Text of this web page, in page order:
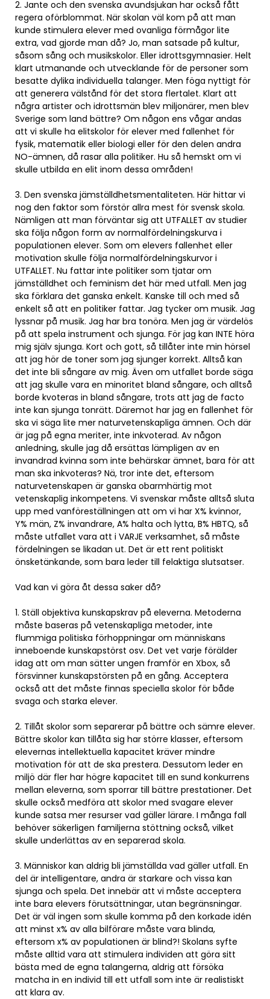
2. Jante och den svenska avundsjukan har också fått
regera oförblommat. När skolan väl kom på att man
kunde stimulera elever med ovanliga förmågor lite
extra, vad gjorde man då? Jo, man satsade på kultur,
såsom sång och musikskolor. Eller idrottsgymnasier. Helt
klart utmanande och utvecklande för de personer som
besatte dylika individuella talanger. Men föga nyttigt för
att generera välstånd för det stora flertalet. Klart att
några artister och idrottsmän blev miljonärer, men blev
Sverige som land bättre? Om någon ens vågar andas
att vi skulle ha elitskolor för elever med fallenhet för
fysik, matematik eller biologi eller för den delen andra
NO-ämnen, då rasar alla politiker. Hu så hemskt om vi
skulle utbilda en elit inom dessa områden!
3. Den svenska jämställdhetsmentaliteten. Här hittar vi
nog den faktor som förstör allra mest för svensk skola.
Nämligen att man förväntar sig att UTFALLET av studier
ska följa någon form av normalfördelningskurva i
populationen elever. Som om elevers fallenhet eller
motivation skulle följa normalfördelningskurvor i
UTFALLET. Nu fattar inte politiker som tjatar om
jämställdhet och feminism det här med utfall. Men jag
ska förklara det ganska enkelt. Kanske till och med så
enkelt så att en politiker fattar. Jag tycker om musik. Jag
lyssnar på musik. Jag har bra tonöra. Men jag är värdelös
på att spela instrument och sjunga. För jag kan INTE höra
mig själv sjunga. Kort och gott, så tillåter inte min hörsel
att jag hör de toner som jag sjunger korrekt. Alltså kan
det inte bli sångare av mig. Även om utfallet borde säga
att jag skulle vara en minoritet bland sångare, och alltså
borde kvoteras in bland sångare, trots att jag de facto
inte kan sjunga tonrätt. Däremot har jag en fallenhet för
ska vi säga lite mer naturvetenskapliga ämnen. Och där
är jag på egna meriter, inte inkvoterad. Av någon
anledning, skulle jag då ersättas lämpligen av en
invandrad kvinna som inte behärskar ämnet, bara för att
man ska inkvoteras? Nä, tror inte det, eftersom
naturvetenskapen är ganska obarmhärtig mot
vetenskaplig inkompetens. Vi svenskar måste alltså sluta
upp med vanföreställningen att om vi har X% kvinnor,
Y% män, Z% invandrare, A% halta och lytta, B% HBTQ, så
måste utfallet vara att i VARJE verksamhet, så måste
fördelningen se likadan ut. Det är ett rent politiskt
önsketänkande, som bara leder till felaktiga slutsatser.
Vad kan vi göra åt dessa saker då?
1. Ställ objektiva kunskapskrav på eleverna. Metoderna
måste baseras på vetenskapliga metoder, inte
flummiga politiska förhoppningar om människans
inneboende kunskapstörst osv. Det vet varje förälder
idag att om man sätter ungen framför en Xbox, så
försvinner kunskapstörsten på en gång. Acceptera
också att det måste finnas speciella skolor för både
svaga och starka elever.
2. Tillåt skolor som separerar på bättre och sämre elever.
Bättre skolor kan tillåta sig har större klasser, eftersom
elevernas intellektuella kapacitet kräver mindre
motivation för att de ska prestera. Dessutom leder en
miljö där fler har högre kapacitet till en sund konkurrens
mellan eleverna, som sporrar till bättre prestationer. Det
skulle också medföra att skolor med svagare elever
kunde satsa mer resurser vad gäller lärare. I många fall
behöver säkerligen familjerna stöttning också, vilket
skulle underlättas av en separerad skola.
3. Människor kan aldrig bli jämställda vad gäller utfall. En
del är intelligentare, andra är starkare och vissa kan
sjunga och spela. Det innebär att vi måste acceptera
inte bara elevers förutsättningar, utan begränsningar.
Det är väl ingen som skulle komma på den korkade idén
att minst x% av alla bilförare måste vara blinda,
eftersom x% av populationen är blind?! Skolans syfte
måste alltid vara att stimulera individen att göra sitt
bästa med de egna talangerna, aldrig att försöka
matcha in en individ till ett utfall som inte är realistiskt
att klara av.